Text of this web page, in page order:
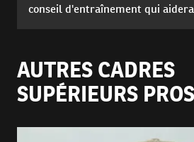
conseil d'entraînement qui
AUTRES CADRES
SUPÉRIEURS